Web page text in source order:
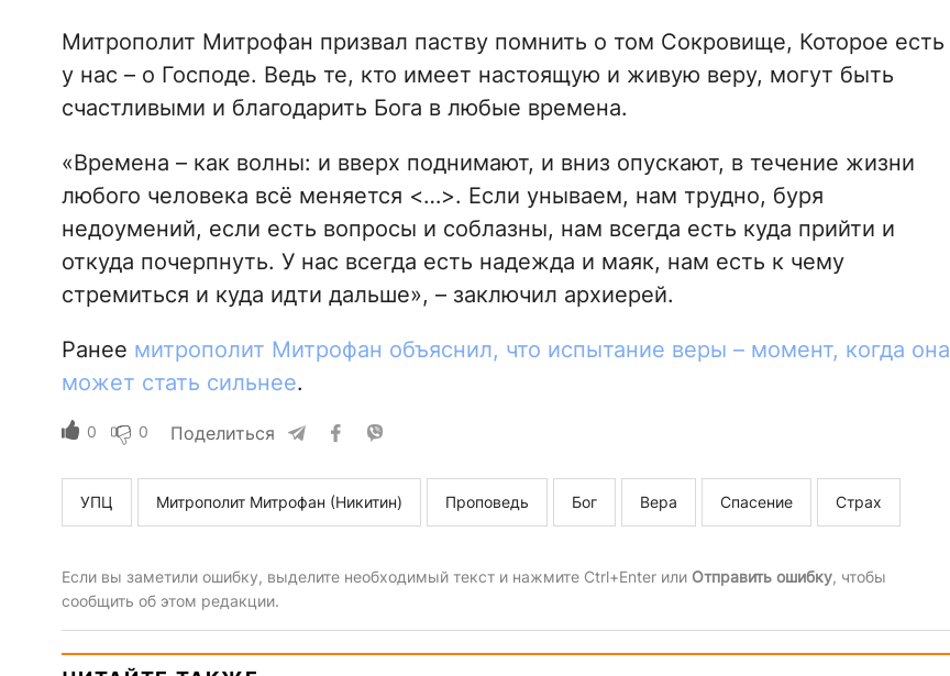
Митрополит Митрофан призвал паству помнить о том Сокровище, Которое есть
у нас – о Господе. Ведь те, кто имеет настоящую и живую веру, могут быть
счастливыми и благодарить Бога в любые времена.
«Времена – как волны: и вверх поднимают, и вниз опускают, в течение жизни
любого человека всё меняется <…>. Если унываем, нам трудно, буря
недоумений, если есть вопросы и соблазны, нам всегда есть куда прийти и
откуда почерпнуть. У нас всегда есть надежда и маяк, нам есть к чему
стремиться и куда идти дальше», – заключил архиерей.
Ранее митрополит Митрофан объяснил, что испытание веры – момент, когда она
может стать сильнее.
0 0 Поделиться
УПЦ Митрополит Митрофан (Никитин) Проповедь Бог Вера Спасение Страх
Если вы заметили ошибку, выделите необходимый текст и нажмите Ctrl+Enter или Отправить ошибку, чтобы
сообщить об этом редакции.